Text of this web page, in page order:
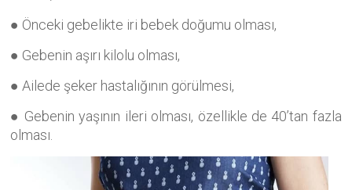
● Önceki gebelikte iri bebek doğumu olması,
● Gebenin aşırı kilolu olması,
● Ailede şeker hastalığının görülmesi,
● Gebenin yaşının ileri olması, özellikle de 40’tan fazla
olması.